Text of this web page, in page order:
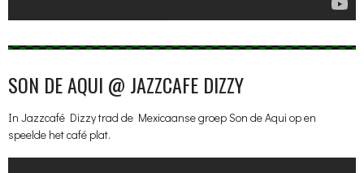
SON DE AQUI @ JAZZCAFE DIZZY
In Jazzcafé Dizzy trad de Mexicaanse groep Son de Aqui op en
speelde het café plat.